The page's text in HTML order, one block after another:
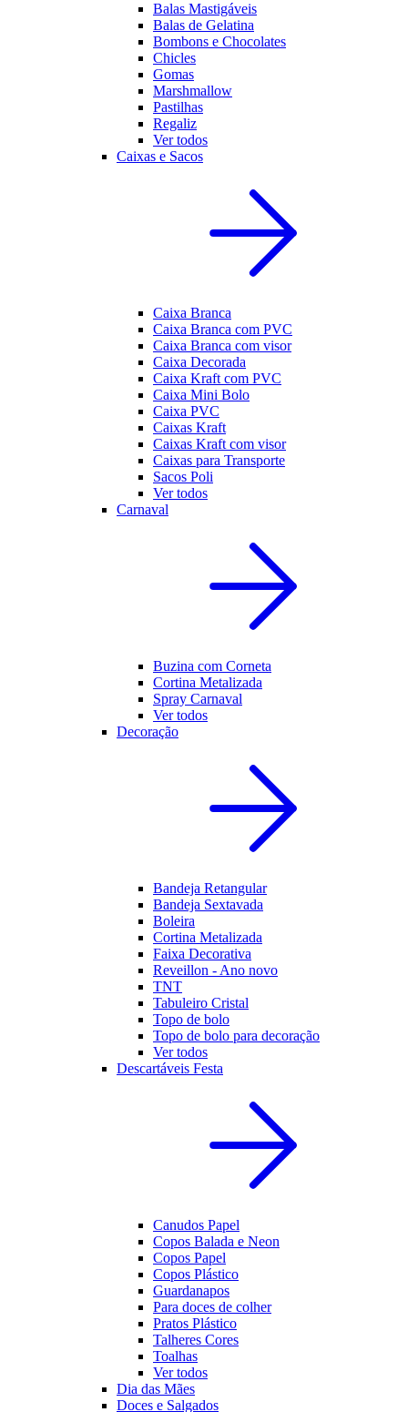
Balas Mastigáveis
Balas de Gelatina
Bombons e Chocolates
Chicles
Gomas
Marshmallow
Pastilhas
Regaliz
Ver todos
Caixas e Sacos
Caixa Branca
Caixa Branca com PVC
Caixa Branca com visor
Caixa Decorada
Caixa Kraft com PVC
Caixa Mini Bolo
Caixa PVC
Caixas Kraft
Caixas Kraft com visor
Caixas para Transporte
Sacos Poli
Ver todos
Carnaval
Buzina com Corneta
Cortina Metalizada
Spray Carnaval
Ver todos
Decoração
Bandeja Retangular
Bandeja Sextavada
Boleira
Cortina Metalizada
Faixa Decorativa
Reveillon - Ano novo
TNT
Tabuleiro Cristal
Topo de bolo
Topo de bolo para decoração
Ver todos
Descartáveis Festa
Canudos Papel
Copos Balada e Neon
Copos Papel
Copos Plástico
Guardanapos
Para doces de colher
Pratos Plástico
Talheres Cores
Toalhas
Ver todos
Dia das Mães
Doces e Salgados